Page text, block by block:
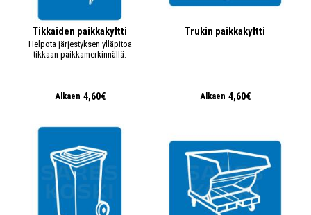
Tikkaiden paikkakyltti
Helpota järjestyksen ylläpitoa
tikkaan paikkamerkinnällä.
Alkaen 4,60€
Trukin paikkakyltti
Alkaen 4,60€